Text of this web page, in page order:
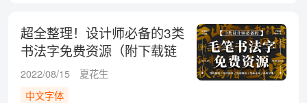
超全整理！设计师必备的3类
书法字免费资源（附下载链
接）
2022/08/15
夏花生
中文字体